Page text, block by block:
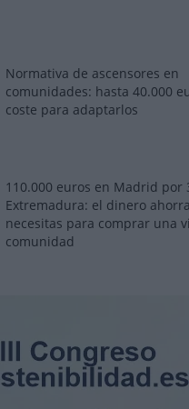
Normativa de ascensores en
comunidades: hasta 40.000
coste para adaptarlos
110.000 euros en Madrid por
Extremadura: el dinero
necesitas para comprar una
comunidad